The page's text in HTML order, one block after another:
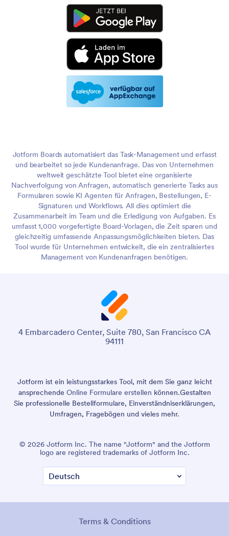
Jotform Boards automatisiert das Task-Management und erfasst
und bearbeitet so jede Kundenanfrage. Das von Unternehmen
weltweit geschätzte Tool bietet eine organisierte
Nachverfolgung von Anfragen, automatisch generierte Tasks aus
Formularen sowie KI Agenten für Anfragen, Bestellungen, E-
Signaturen und Workflows. All dies optimiert die
Zusammenarbeit im Team und die Erledigung von Aufgaben. Es
umfasst 1,000 vorgefertigte Board-Vorlagen, die Zeit sparen und
gleichzeitig umfassende Anpassungsmöglichkeiten bieten. Das
Tool wurde für Unternehmen entwickelt, die ein zentralisiertes
Management von Kundenanfragen benötigen.
4 Embarcadero Center, Suite 780, San Francisco CA
94111
Jotform ist ein leistungsstarkes Tool, mit dem Sie ganz leicht
ansprechende Online Formulare erstellen können.Gestalten
Sie professionelle Bestellformulare, Einverständniserklärungen,
Umfragen, Fragebögen und vieles mehr.
© 2026 Jotform Inc. The name "Jotform" and the Jotform
logo are registered trademarks of Jotform Inc.
Terms & Conditions